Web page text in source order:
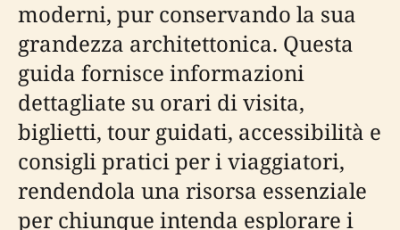
moderni, pur conservando la sua
grandezza architettonica. Questa
guida fornisce informazioni
dettagliate su orari di visita,
biglietti, tour guidati, accessibilità e
consigli pratici per i viaggiatori,
rendendola una risorsa essenziale
per chiunque intenda esplorare i